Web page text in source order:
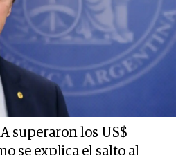
superaron los US$
se explica el salto al